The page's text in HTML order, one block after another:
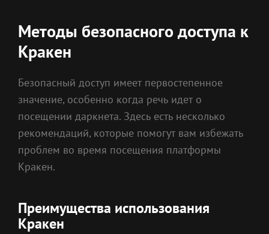
Методы безопасного доступа к
Кракен
Безопасный доступ имеет первостепенное
значение, особенно когда речь идет о
посещении даркнета. Здесь есть несколько
рекомендаций, которые помогут вам избежать
проблем во время посещения платформы
Кракен.
Преимущества использования
Кракен